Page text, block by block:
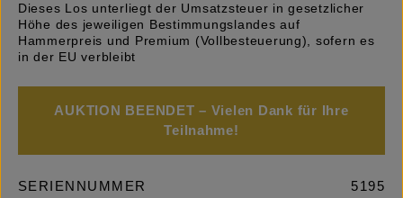
Dieses Los unterliegt der Umsatzsteuer in gesetzlicher
Höhe des jeweiligen Bestimmungslandes auf
Hammerpreis und Premium (Vollbesteuerung), sofern es
in der EU verbleibt
AUKTION BEENDET – Vielen Dank für Ihre
Teilnahme!
SERIENNUMMER 5195